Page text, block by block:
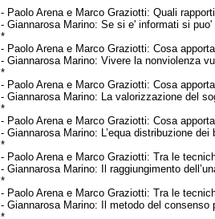
- Paolo Arena e Marco Graziotti:Quali
-Giannarosa Marino:Se si e' informati si
*
- Paolo Arena e Marco Graziotti:Cosa
-Giannarosa Marino:Vivere la nonviolenza
*
- Paolo Arena e Marco Graziotti:Cosa
-Giannarosa Marino: La valorizzazione del
*
- Paolo Arena e Marco Graziotti:Cosa
-Giannarosa Marino: L’equa distribuzione dei
*
- Paolo Arena e Marco Graziotti: Tra le
-Giannarosa Marino:
Il raggiungimento
*
- Paolo Arena e Marco Graziotti:Tra le
-Giannarosa Marino:
Il metodo del